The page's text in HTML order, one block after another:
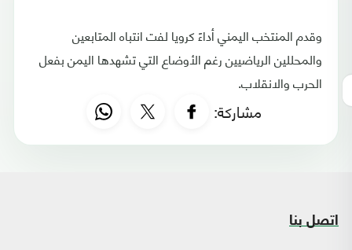
وقدم المنتخب اليمني أداءً كرويا لفت انتباه المتابعين
والمحللين الرياضيين رغم الأوضاع التي تشهدها اليمن بفعل
الحرب والانقلاب.
مشاركة:
اتصل بنا